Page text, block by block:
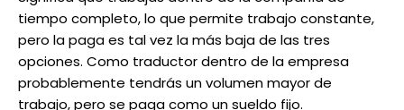
tiempo completo, lo que permite trabajo constante,
pero la paga es tal vez la más baja de las tres
opciones. Como traductor dentro de la empresa
probablemente tendrás un volumen mayor de
trabajo, pero se paga como un sueldo fijo.